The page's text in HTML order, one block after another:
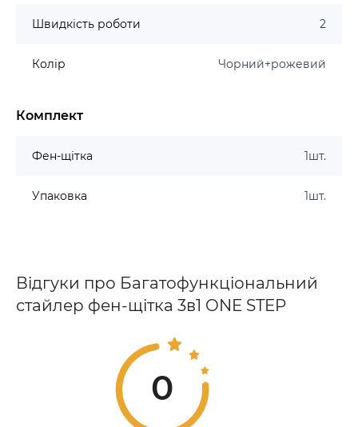
Швидкість роботи 2
Колір Чорний+рожевий
Комплект
Фен-щітка 1шт.
Упаковка 1шт.
Відгуки про Багатофункціональний
стайлер фен-щітка 3в1 ONE STEP
0